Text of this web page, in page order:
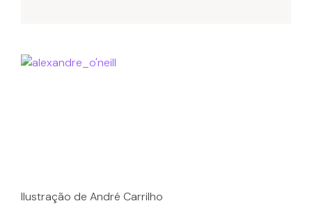
Ilustração de André Carrilho